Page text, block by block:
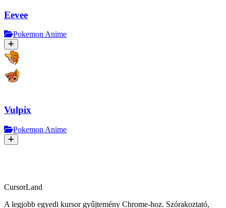
Eevee
Pokemon Anime
Vulpix
Pokemon Anime
CursorLand
A legjobb egyedi kursor gyűjtemény Chrome-hoz. Szórakoztató,